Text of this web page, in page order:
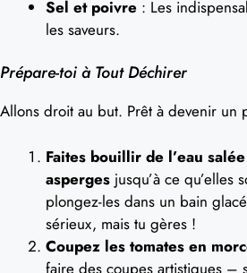
Sel et poivre : Les
les saveurs.
Prépare-toi à Tout Déchirer
Allons droit au but. Prêt à devenir un
Faites bouillir de l’eau
asperges jusqu’à ce qu’elles
plongez-les dans un bain
sérieux, mais tu gères !
Coupez les tomates en
faire des coupes artistiques –